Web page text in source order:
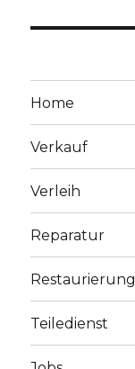
Home
Verkauf
Verleih
Reparatur
Restaurierung
Teiledienst